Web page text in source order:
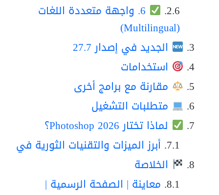
6. واجهة متعددة اللغات
(Multilingual)
الجديد في إصدار 27.7
استخدامات
مقارنة مع برامج أخرى
متطلبات التشغيل
لماذا تختار Photoshop 2026؟
أبرز الميزات والتقنيات الثورية في
الخلاصة
معاينة | الصفحة الرسمية |